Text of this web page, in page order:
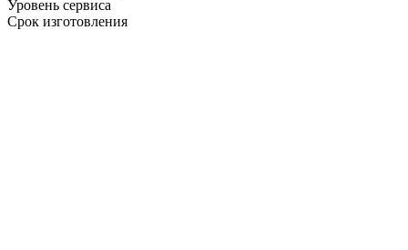
Уровень сервиса
Срок изготовления